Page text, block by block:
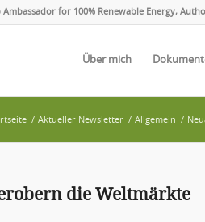
for 100% Renewable Energy,
Über mich
/ Aktueller Newsletter / Allgemein /
die Weltmärkte